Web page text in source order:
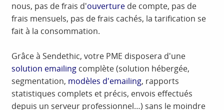
nous, pas de frais d'ouverture de compte, pas de
frais mensuels, pas de frais cachés, la tarification se
fait à la consommation.
Grâce à Sendethic, votre PME disposera d'une
solution emailing complète (solution hébergée,
segmentation, modèles d'emailing, rapports
statistiques complets et précis, envois effectués
depuis un serveur professionnel…) sans le moindre